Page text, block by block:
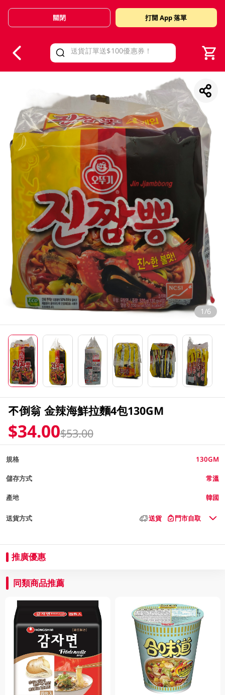
Valid Until 30 June 2026
關閉 打開 App 落單
1/6
不倒翁 金辣海鮮拉麵4包130GM
$34.00$53.00
規格 130GM
儲存方式 常溫
產地 韓國
送貨方式 送貨 門市自取
推廣優惠
同類商品推薦